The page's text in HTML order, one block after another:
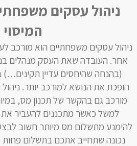
ניהול עסקים
המיסוי
ניהול עסקים משפחתיים הוא מורכב
אחר. העובדה שאת העסק מנהלים
(בהנחה שהיחסים עדיין תקינים…)
הופכת את הנושא למורכב יותר.
מורכב גם בהקשר של תכנון מס,
למשל כאשר מתכננים להעביר
להימנע מתשלום מס מיותר חשוב
נכונה שתחייב אתכם בתשלום